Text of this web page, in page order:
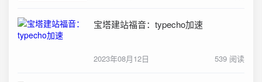
宝塔建站福音：typecho加速
2023年08月12日 539 阅读